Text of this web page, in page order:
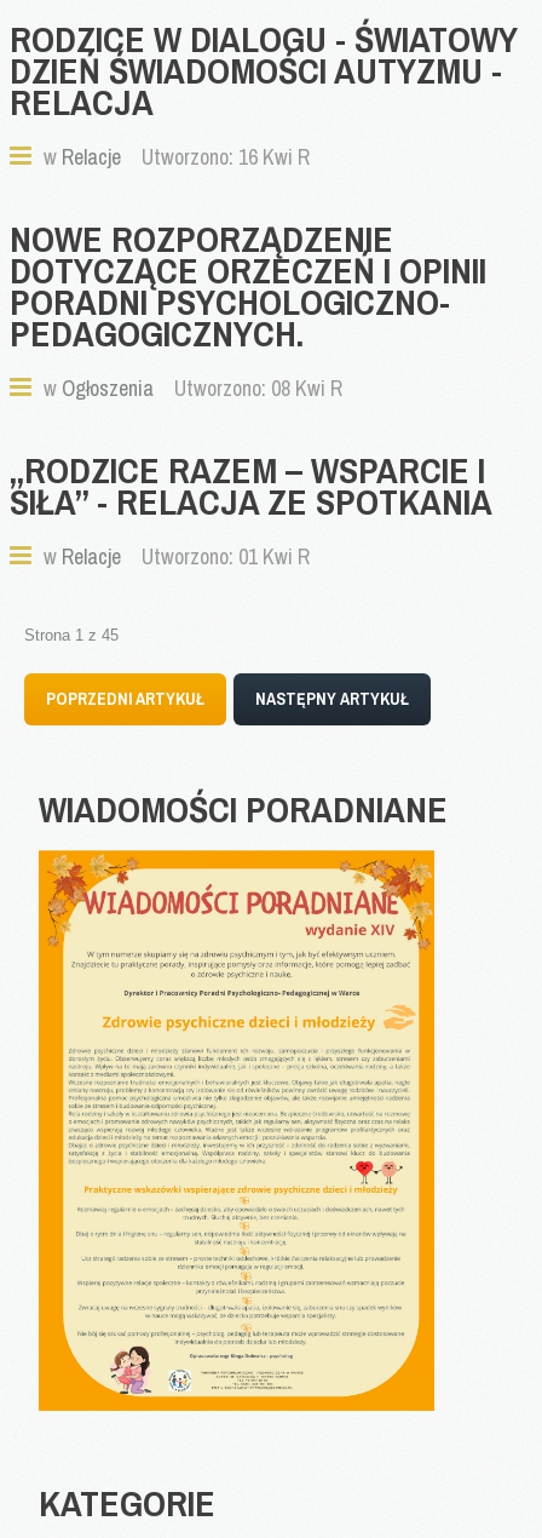
RODZICE W DIALOGU - ŚWIATOWY
DZIEŃ ŚWIADOMOŚCIAUTYZMU -
RELACJA
w Relacje Utworzono: 16 Kwi R
NOWE ROZPORZĄDZENIE
DOTYCZĄCE ORZECZEŃ I OPINII
PORADNI PSYCHOLOGICZNO-
PEDAGOGICZNYCH.
w Ogłoszenia Utworzono: 08 Kwi R
„RODZICE RAZEM –WSPARCIE I
SIŁA” - RELACJA ZE SPOTKANIA
w Relacje Utworzono: 01 Kwi R
Strona 1 z 45
POPRZEDNI ARTYKUŁ NASTĘPNY ARTYKUŁ
WIADOMOŚCI PORADNIANE
KATEGORIE